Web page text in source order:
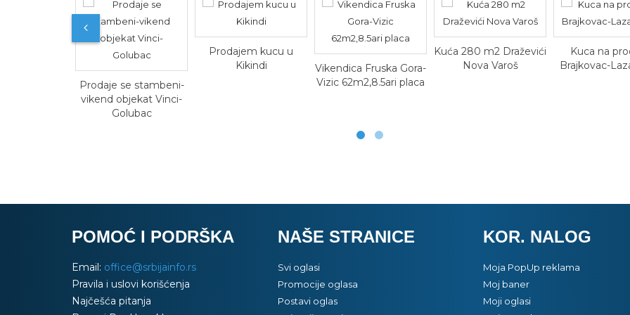
Prodaje se stambeni-
vikend objekat Vinci-
Golubac
Prodajem kucu u
Kikindi
Vikendica Fruska Gora-
Vizic 62m2,8.5ari placa
Kuća 280 m2 Draževići
Nova Varoš
Kuca na
Brajkovac-
POMOĆ I PODRŠKA
Email: office@srbijainfo.rs
Pravila i uslovi korišćenja
Najčešća pitanja
NAŠE STRANICE
Svi oglasi
Promocije oglasa
Postavi oglas
KOR. NALOG
Moja PopUp reklama
Moj baner
Moji oglasi